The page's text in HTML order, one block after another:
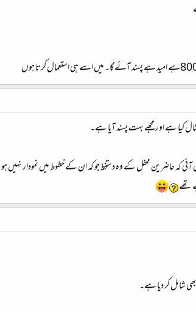
کیا ہے اور مجھے بہت پسند آیا ہے۔
آئی کہ حاضرین محفل کے وہ دستخط جو کہ ان کے خطوط میں نمودار
تھے
شامل کر دیا ہے۔